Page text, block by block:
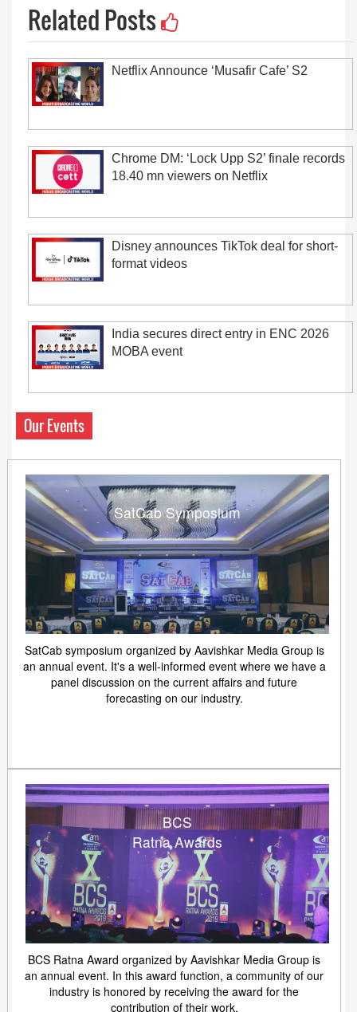
Related Posts
Netflix Announce ‘Musafir Cafe’ S2
Chrome DM: ‘Lock Upp S2’ finale records
18.40 mn viewers on Netflix
Disney announces TikTok deal for short-
format videos
India secures direct entry in ENC 2026
MOBA event
Our Events
SatCab Symposium
SatCab symposium organized by Aavishkar Media Group is
an annual event. It's a well-informed event where we have a
panel discussion on the current affairs and future
forecasting on our industry.
BCS
Ratna Awards
BCS Ratna Award organized by Aavishkar Media Group is
an annual event. In this award function, a community of our
industry is honored by receiving the award for the
contribution of their work.